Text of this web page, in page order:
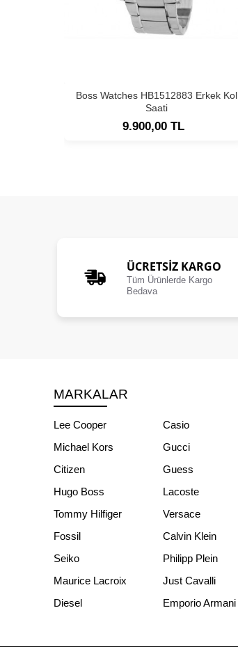
Boss Watches HB1512883 Erkek Kol
Saati
9.900,00 TL
ÜCRETSIZ KARGO
Tüm Ürünlerde Kargo
Bedava
MARKALAR
Lee Cooper Casio
Michael Kors
Gucci
Citizen
Guess
Hugo Boss
Lacoste
Tommy Hilfiger
Versace
Fossil
Calvin Klein
Seiko
Philipp Plein
Maurice Lacroix
Just Cavalli
Diesel
Emporio Armani